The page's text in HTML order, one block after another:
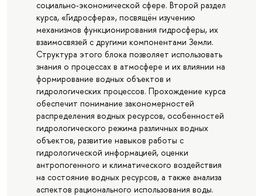
социально-экономической сфере. Второй раздел
курса, «Гидросфера», посвящён изучению
механизмов функционирования гидросферы, их
взаимосвязей с другими компонентами Земли.
Структура этого блока позволяет использовать
знания о процессах в атмосфере и их влиянии на
формирование водных объектов и
гидрологических процессов. Прохождение курса
обеспечит понимание закономерностей
распределения водных ресурсов, особенностей
гидрологического режима различных водных
объектов, развитие навыков работы с
гидрологической информацией, оценки
антропогенного и климатического воздействия
на состояние водных ресурсов, а также анализа
аспектов рационального использования воды.